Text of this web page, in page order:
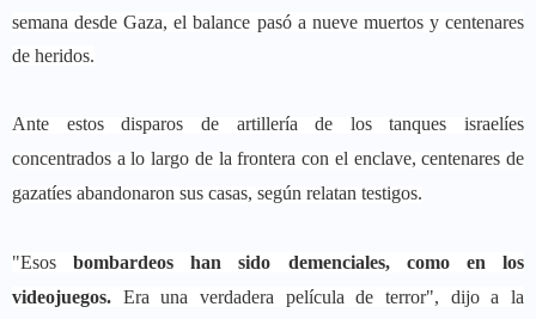
semana desde Gaza, el balance pasó a nueve muertos y centenares
de heridos.
Ante estos disparos de artillería de los tanques israelíes
concentrados a lo largo de la frontera con el enclave, centenares de
gazatíes abandonaron sus casas, según relatan testigos.
"Esos
bombardeos han sido demenciales, como en los
videojuegos. Era una verdadera película de terror", dijo a la